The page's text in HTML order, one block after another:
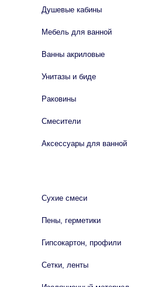
Душевые кабины
Мебель для ванной
Ванны акриловые
Унитазы и биде
Раковины
Смесители
Аксессуары для ванной
Сухие смеси
Пены, герметики
Гипсокартон, профили
Сетки, ленты